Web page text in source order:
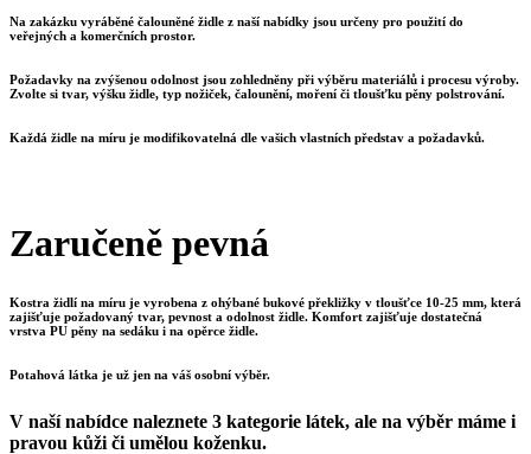
Na zakázku vyráběné čalouněné židle z naší nabídky jsou určeny pro použití do
veřejných a komerčních prostor.
Požadavky na zvýšenou odolnost jsou zohledněny při výběru materiálů i procesu výroby.
Zvolte si tvar, výšku židle, typ nožiček, čalounění, moření či tloušťku pěny polstrování.
Každá židle na míru je modifikovatelná dle vašich vlastních představ a požadavků.
Zaručeně pevná
Kostra židlí na míru je vyrobena z ohýbané bukové překližky v tloušťce 10-25 mm, která
zajišťuje požadovaný tvar, pevnost a odolnost židle. Komfort zajišťuje dostatečná
vrstva PU pěny na sedáku i na opěrce židle.
Potahová látka je už jen na váš osobní výběr.
V naší nabídce naleznete 3 kategorie látek, ale na výběr máme i
pravou kůži či umělou koženku.